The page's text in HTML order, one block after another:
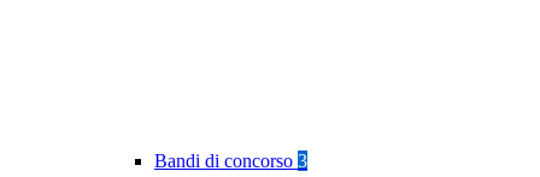
Bandi di concorso 3